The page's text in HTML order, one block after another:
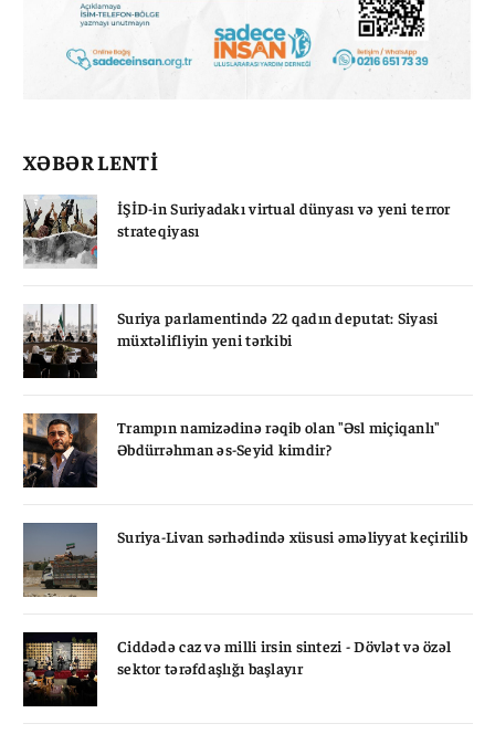
XƏBƏR LENTİ
İŞİD-in Suriyadakı virtual dünyası və yeni terror
strateqiyası
Suriya parlamentində 22 qadın deputat: Siyasi
müxtəlifliyin yeni tərkibi
Trampın namizədinə rəqib olan "Əsl miçiqanlı"
Əbdürrəhman əs-Seyid kimdir?
Suriya-Livan sərhədində xüsusi əməliyyat keçirilib
Ciddədə caz və milli irsin sintezi - Dövlət və özəl
sektor tərəfdaşlığı başlayır